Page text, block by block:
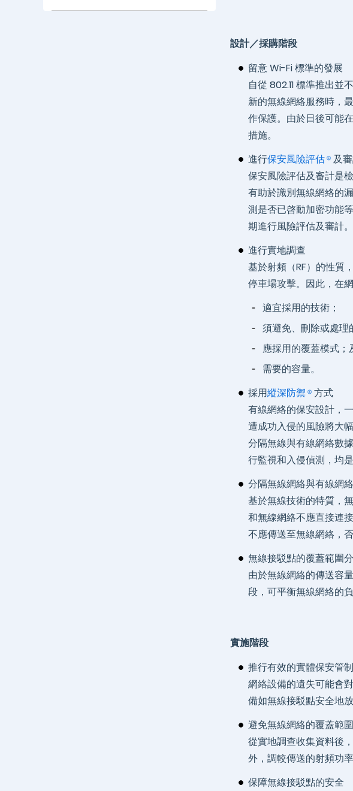
設計／採購階段
留意 Wi-Fi 標準的發展
自從 802.11 標準推出
新的無線網絡服務時，
作保護。由於日後可能
措施。
進行保安風險評估 及
保安風險評估及審計是
有助於識別無線網絡的
測是否已啓動加密功能
期進行風險評估及審計。
進行實地調查
基於射頻（RF）的性質
停車場攻擊。因此，在
適宜採用的技術；
須避免、刪除或處理
應採用的覆蓋模式；
需要的容量。
採用縱深防禦
方式
有線網絡的保安設計，
遭成功入侵的風險將大
分隔無線與有線網絡數
行監視和入侵偵測，均
分隔無線網絡與有線網絡
基於無線技術的特質，
和無線網絡不應直接連接
不應傳送至無線網絡，
無線接駁點的覆蓋範圍
由於無線網絡的傳送容
段，可平衡無線網絡的
實施階段
推行有效的實體保安管制
網絡設備的遺失可能會
備如無線接駁點安全地
避免無線網絡的覆蓋範
從實地調查收集資料後
外，調較傳送的射頻功
保障無線接駁點的安全